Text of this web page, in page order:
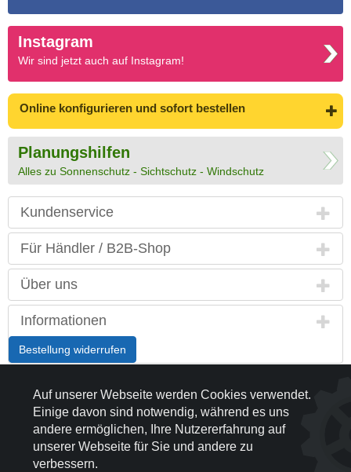
Instagram
Wir sind jetzt auch auf Instagram!
Online konfigurieren und sofort bestellen
Planungshilfen
Alles zu Sonnenschutz - Sichtschutz - Windschutz
Kundenservice
Für Händler / B2B-Shop
Über uns
Informationen
Bestellung widerrufen
Land / Sprache
Kontakt
Auf unserer Webseite werden Cookies verwendet.
Einige davon sind notwendig, während es uns
andere ermöglichen, Ihre Nutzererfahrung auf
unserer Webseite für Sie und andere zu
verbessern.